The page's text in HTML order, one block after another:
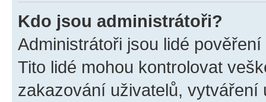
Kdo jsou administrátoři?
Administrátoři jsou lidé
Tito lidé mohou kontrolovat
zakazování uživatelů,